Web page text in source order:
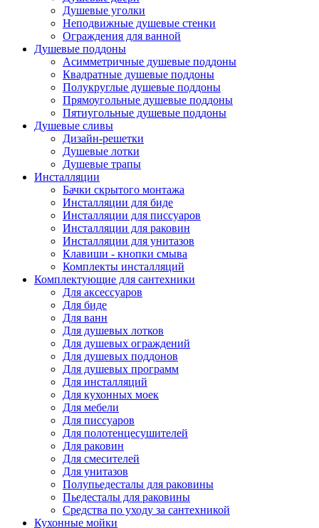
Душевые уголки
Неподвижные душевые стенки
Ограждения для ванной
Душевые поддоны
Асимметричные душевые поддоны
Квадратные душевые поддоны
Полукруглые душевые поддоны
Прямоугольные душевые поддоны
Пятиугольные душевые поддоны
Душевые сливы
Дизайн-решетки
Душевые лотки
Душевые трапы
Инсталляции
Бачки скрытого монтажа
Инсталляции для биде
Инсталляции для писсуаров
Инсталляции для раковин
Инсталляции для унитазов
Клавиши - кнопки смыва
Комплекты инсталляций
Комплектующие для сантехники
Для аксессуаров
Для биде
Для ванн
Для душевых лотков
Для душевых ограждений
Для душевых поддонов
Для душевых программ
Для инсталляций
Для кухонных моек
Для мебели
Для писсуаров
Для полотенцесушителей
Для раковин
Для смесителей
Для унитазов
Полупьедесталы для раковины
Пьедесталы для раковины
Средства по уходу за сантехникой
Кухонные мойки